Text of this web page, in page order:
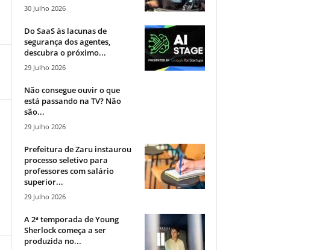
30 Julho 2026
Do SaaS às lacunas de
segurança dos agentes,
descubra o próximo...
29 Julho 2026
Não consegue ouvir o que
está passando na TV? Não
são...
29 Julho 2026
Prefeitura de Zaru instaurou
processo seletivo para
professores com salário
superior...
29 Julho 2026
A 2ª temporada de Young
Sherlock começa a ser
produzida no...